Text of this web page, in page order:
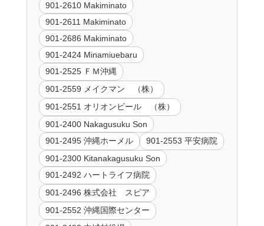
901-2610 Makiminato
901-2611 Makiminato
901-2686 Makiminato
901-2424 Minamiuebaru
901-2525 ＦＭ沖縄
901-2559 メイクマン （株）
901-2551 オリオンビール （株）
901-2400 Nakagusuku Son
901-2495 沖縄ホーメル
901-2553 平安病院
901-2300 Kitanakagusuku Son
901-2492 ハートライフ病院
901-2496 株式会社 スピア
901-2552 沖縄国際センター